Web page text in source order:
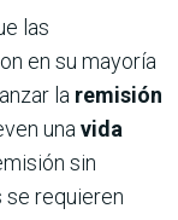
las
en su mayoría
la remisión
una vida
sin
se requieren